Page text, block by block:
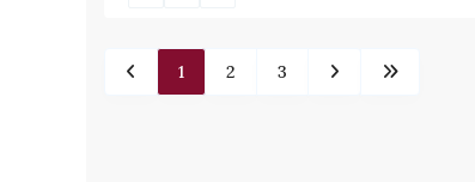
1 2 3